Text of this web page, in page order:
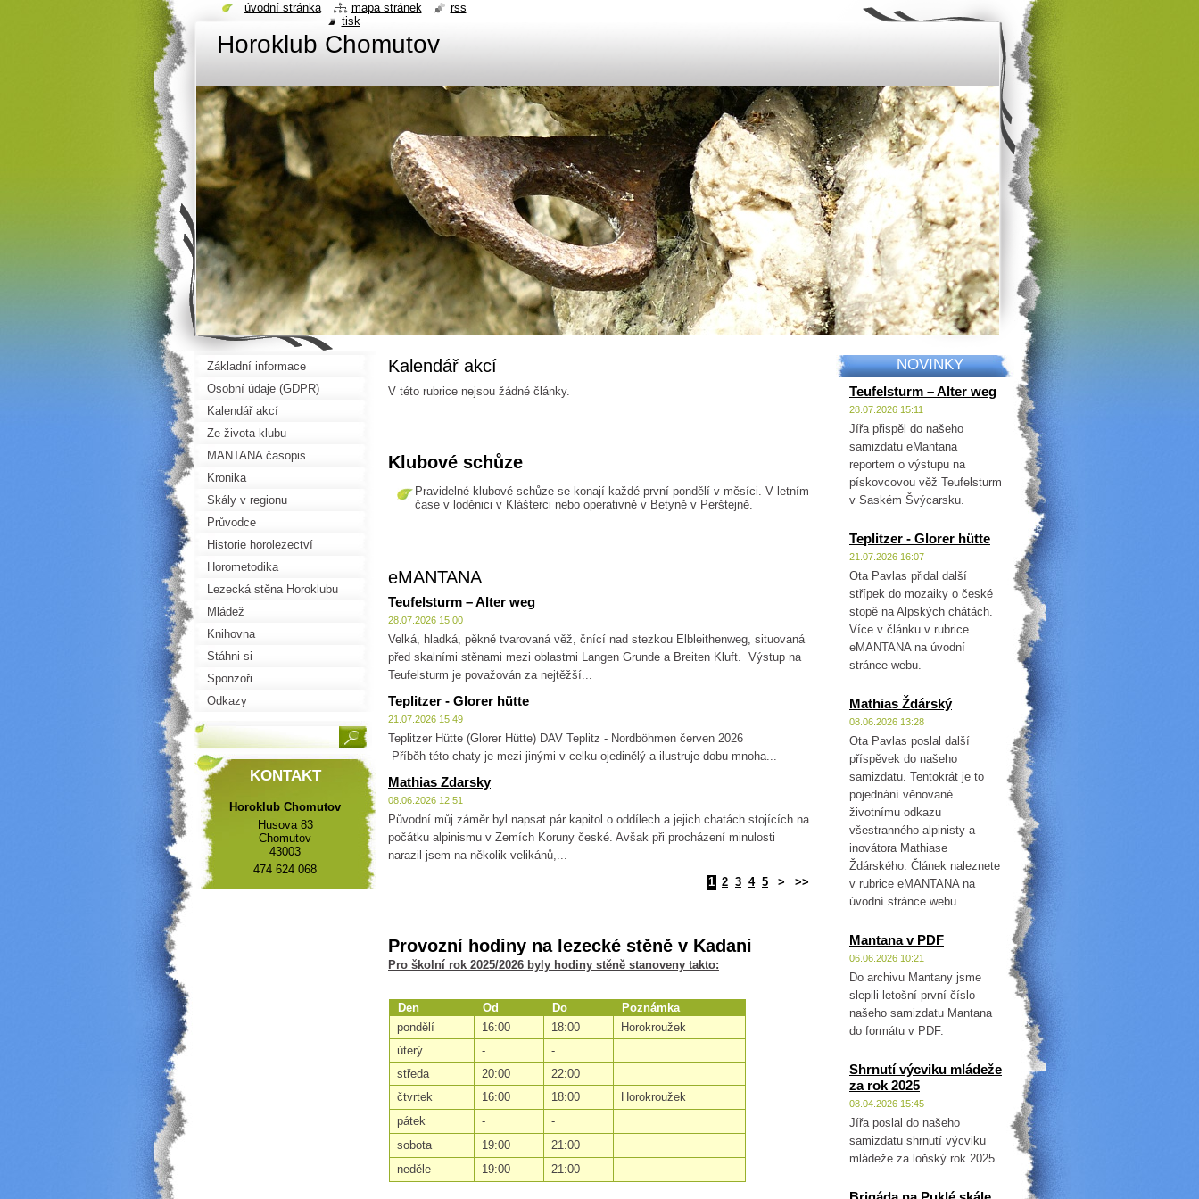
Horoklub Chomutov
Kalendář akcí
V této rubrice nejsou žádné články.
Klubové schůze
Pravidelné klubové schůze se konají každé první pondělí v měsíci. V letním
čase v loděnici v Klášterci nebo operativně v Betyně v Perštejně.
eMANTANA
Teufelsturm – Alter weg
28.07.2026 15:00
Velká, hladká, pěkně tvarovaná věž, čnící nad stezkou Elbleithenweg, situovaná
před skalními stěnami mezi oblastmi Langen Grunde a Breiten Kluft. Výstup na
Teufelsturm je považován za nejtěžší...
Teplitzer - Glorer hütte
21.07.2026 15:49
Teplitzer Hütte (Glorer Hütte) DAV Teplitz - Nordböhmen červen 2026
Příběh této chaty je mezi jinými v celku ojedinělý a ilustruje dobu mnoha...
Mathias Zdarsky
08.06.2026 12:51
Původní můj záměr byl napsat pár kapitol o oddílech a jejich chatách stojících na
počátku alpinismu v Zemích Koruny české. Avšak při procházení minulosti
narazil jsem na několik velikánů,...
1 2 3 4 5 > >>
Provozní hodiny na lezecké stěně v Kadani
Pro školní rok 2025/2026 byly hodiny stěně stanoveny takto:
Den Od Do
Poznámka
pondělí
16:00 18:00
Horokroužek
úterý
-
-
středa
20:00
22:00
čtvrtek
16:00 18:00
Horokroužek
pátek
-
-
sobota
19:00
21:00
neděle
19:00 21:00
Základní informace
Osobní údaje (GDPR)
Kalendář akcí
Ze života klubu
MANTANA časopis
Kronika
Skály v regionu
Průvodce
Historie horolezectví
Horometodika
Lezecká stěna Horoklubu
Mládež
Knihovna
Stáhni si
Sponzoři
Odkazy
KONTAKT
Horoklub Chomutov
Husova 83
Chomutov
43003
474 624 068
NOVINKY
Teufelsturm – Alter weg
28.07.2026 15:11
Jířa přispěl do našeho
samizdatu eMantana
reportem o výstupu na
pískovcovou věž Teufelsturm
v Saském Švýcarsku.
Teplitzer - Glorer hütte
21.07.2026 16:07
Ota Pavlas přidal další
střípek do mozaiky o české
stopě na Alpských chátách.
Více v článku v rubrice
eMANTANA na úvodní
stránce webu.
Mathias Ždárský
08.06.2026 13:28
Ota Pavlas poslal další
příspěvek do našeho
samizdatu. Tentokrát je to
pojednání věnované
životnímu odkazu
všestranného alpinisty a
inovátora Mathiase
Ždárského. Článek naleznete
v rubrice eMANTANA na
úvodní stránce webu.
Mantana v PDF
06.06.2026 10:21
Do archivu Mantany jsme
slepili letošní první číslo
našeho samizdatu Mantana
do formátu v PDF.
Shrnutí výcviku mládeže
za rok 2025
08.04.2026 15:45
Jířa poslal do našeho
samizdatu shrnutí výcviku
mládeže za loňský rok 2025.
úvodní stránka mapa stránek
rss
tisk